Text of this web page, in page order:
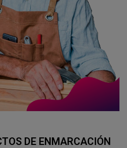
DE ENMARCACIÓN